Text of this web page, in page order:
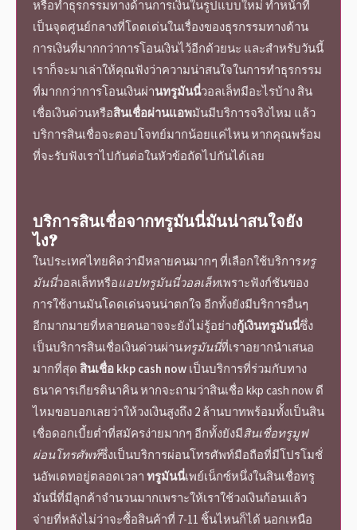
หรือทำธุรกรรมทางด้านการเงินในรูปแบบใหม่ ทำหน้าที่
เป็นจุดศูนย์กลางที่โดดเด่นในเรื่องของธุรกรรมทางด้าน
การเงินที่มากกว่าการโอนเงินไว้อีกด้วยนะ และสำหรับวันนี้
เราก็จะมาเล่าให้คุณฟังว่าความน่าสนใจในการทำธุรกรรม
ที่มากกว่าการโอนเงินผ่านทรูมันนี่วอลเล็ทมีอะไรบ้าง สิน
เชื่อเงินด่วนหรือสินเชื่อผ่านแอพมันมีบริการจริงไหม แล้ว
บริการสินเชื่อจะตอบโจทย์มากน้อยแค่ไหน หากคุณพร้อม
ที่จะรับฟังเราไปกันต่อในหัวข้อถัดไปกันได้เลย
บริการสินเชื่อจากทรูมันนี่มันน่าสนใจยัง
ไง?
ในประเทศไทยคิดว่ามีหลายคนมากๆ ที่เลือกใช้บริการทรู
มันนี่วอลเล็ทหรือแอปทรูมันนี่วอลเล็ทเพราะฟังก์ชันของ
การใช้งานมันโดดเด่นจนน่าตกใจ อีกทั้งยังมีบริการอื่นๆ
อีกมากมายที่หลายคนอาจจะยังไม่รู้อย่างกู้เงินทรูมันนี่ซึ่ง
เป็นบริการสินเชื่อเงินด่วนผ่านทรูมันนี่ที่เราอยากนำเสนอ
มากที่สุด สินเชื่อ kkp cash now เป็นบริการที่ร่วมกับทาง
ธนาคารเกียรตินาคิน หากจะถามว่าสินเชื่อ kkp cash now ดี
ไหมขอบอกเลยว่าให้วงเงินสูงถึง 2 ล้านบาทพร้อมทั้งเป็นสิน
เชื่อดอกเบี้ยต่ำที่สมัครง่ายมากๆ อีกทั้งยังมีสินเชื่อทรูมูฟ
ผ่อนโทรศัพท์ซึ่งเป็นบริการผ่อนโทรศัพท์มือถือที่มีโปรโมชั่
นอัพเดทอยู่ตลอดเวลา ทรูมันนี่เพย์เน็กซ์หนึ่งในสินเชื่อทรู
มันนี่ที่มีลูกค้าจำนวนมากเพราะให้เราใช้วงเงินก้อนแล้ว
จ่ายที่หลังไม่ว่าจะซื้อสินค้าที่ 7-11 ชิ้นไหนก็ได้ นอกเหนือ